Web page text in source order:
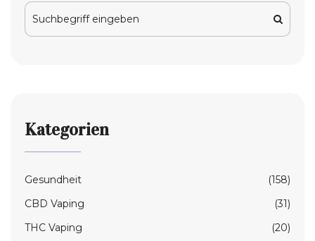
Kategorien
Gesundheit
(158)
CBD Vaping
(31)
THC Vaping
(20)